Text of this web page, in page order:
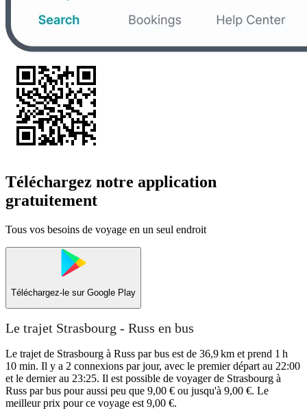
Téléchargez notre application
gratuitement
Tous vos besoins de voyage en un seul endroit
Téléchargez-le sur Google Play
Le trajet Strasbourg - Russ en bus
Le trajet de Strasbourg à Russ par bus est de 36,9 km et prend 1 h
10 min. Il y a 2 connexions par jour, avec le premier départ au 22:00
et le dernier au 23:25. Il est possible de voyager de Strasbourg à
Russ par bus pour aussi peu que 9,00 € ou jusqu'à 9,00 €. Le
meilleur prix pour ce voyage est 9,00 €.